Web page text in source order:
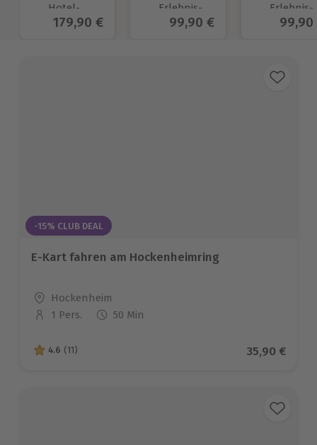
Hotel-
Auswahl
Aktueller Preis
179,90 €
Erlebnis-
Auswahl
Aktueller Preis
99,90 €
Erlebnis-
Auswahl
99,90
-15% CLUB DEAL
E-Kart fahren am Hockenheimring
Standort
Hockenheim
Anzahl der Teilnehmer
1 Pers. 50 Min
4.6 von 5 Sternen basierend auf 11 Bewertungen
4.6 (11) Aktueller
35,90 €